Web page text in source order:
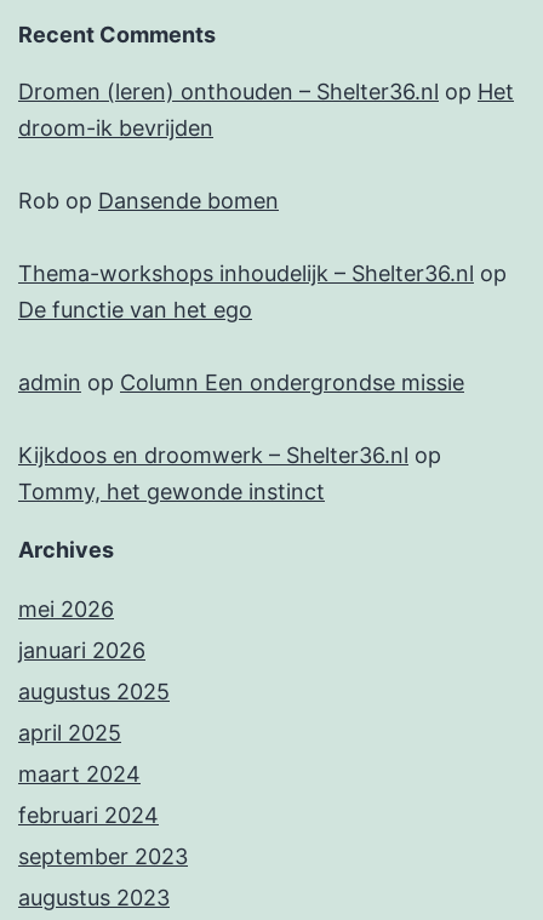
Recent Comments
Dromen (leren) onthouden – Shelter36.nl op Het
droom-ik bevrijden
Rob op Dansende bomen
Thema-workshops inhoudelijk – Shelter36.nl op
De functie van het ego
admin op Column Een ondergrondse missie
Kijkdoos en droomwerk – Shelter36.nl op
Tommy, het gewonde instinct
Archives
mei 2026
januari 2026
augustus 2025
april 2025
maart 2024
februari 2024
september 2023
augustus 2023